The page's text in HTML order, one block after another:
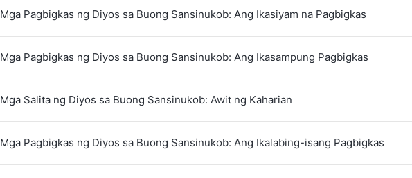
Mga Pagbigkas ng Diyos sa Buong Sansinukob: Ang Ikasiyam na Pagbigkas
Mga Pagbigkas ng Diyos sa Buong Sansinukob: Ang Ikasampung Pagbigkas
Mga Salita ng Diyos sa Buong Sansinukob: Awit ng Kaharian
Mga Pagbigkas ng Diyos sa Buong Sansinukob: Ang Ikalabing-isang Pagbigkas